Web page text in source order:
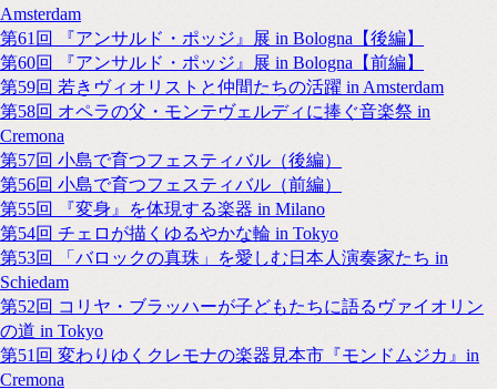
Amsterdam
第61回 『アンサルド・ポッジ』展 in Bologna【後編】
第60回 『アンサルド・ポッジ』展 in Bologna【前編】
第59回 若きヴィオリストと仲間たちの活躍 in Amsterdam
第58回 オペラの父・モンテヴェルディに捧ぐ音楽祭 in
Cremona
第57回 小島で育つフェスティバル（後編）
第56回 小島で育つフェスティバル（前編）
第55回 『変身』を体現する楽器 in Milano
第54回 チェロが描くゆるやかな輪 in Tokyo
第53回 「バロックの真珠」を愛しむ日本人演奏家たち in
Schiedam
第52回 コリヤ・ブラッハーが子どもたちに語るヴァイオリン
の道 in Tokyo
第51回 変わりゆくクレモナの楽器見本市『モンドムジカ』in
Cremona